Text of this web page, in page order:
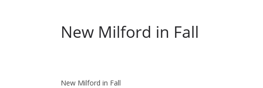
New Milford in Fall
New Milford in Fall